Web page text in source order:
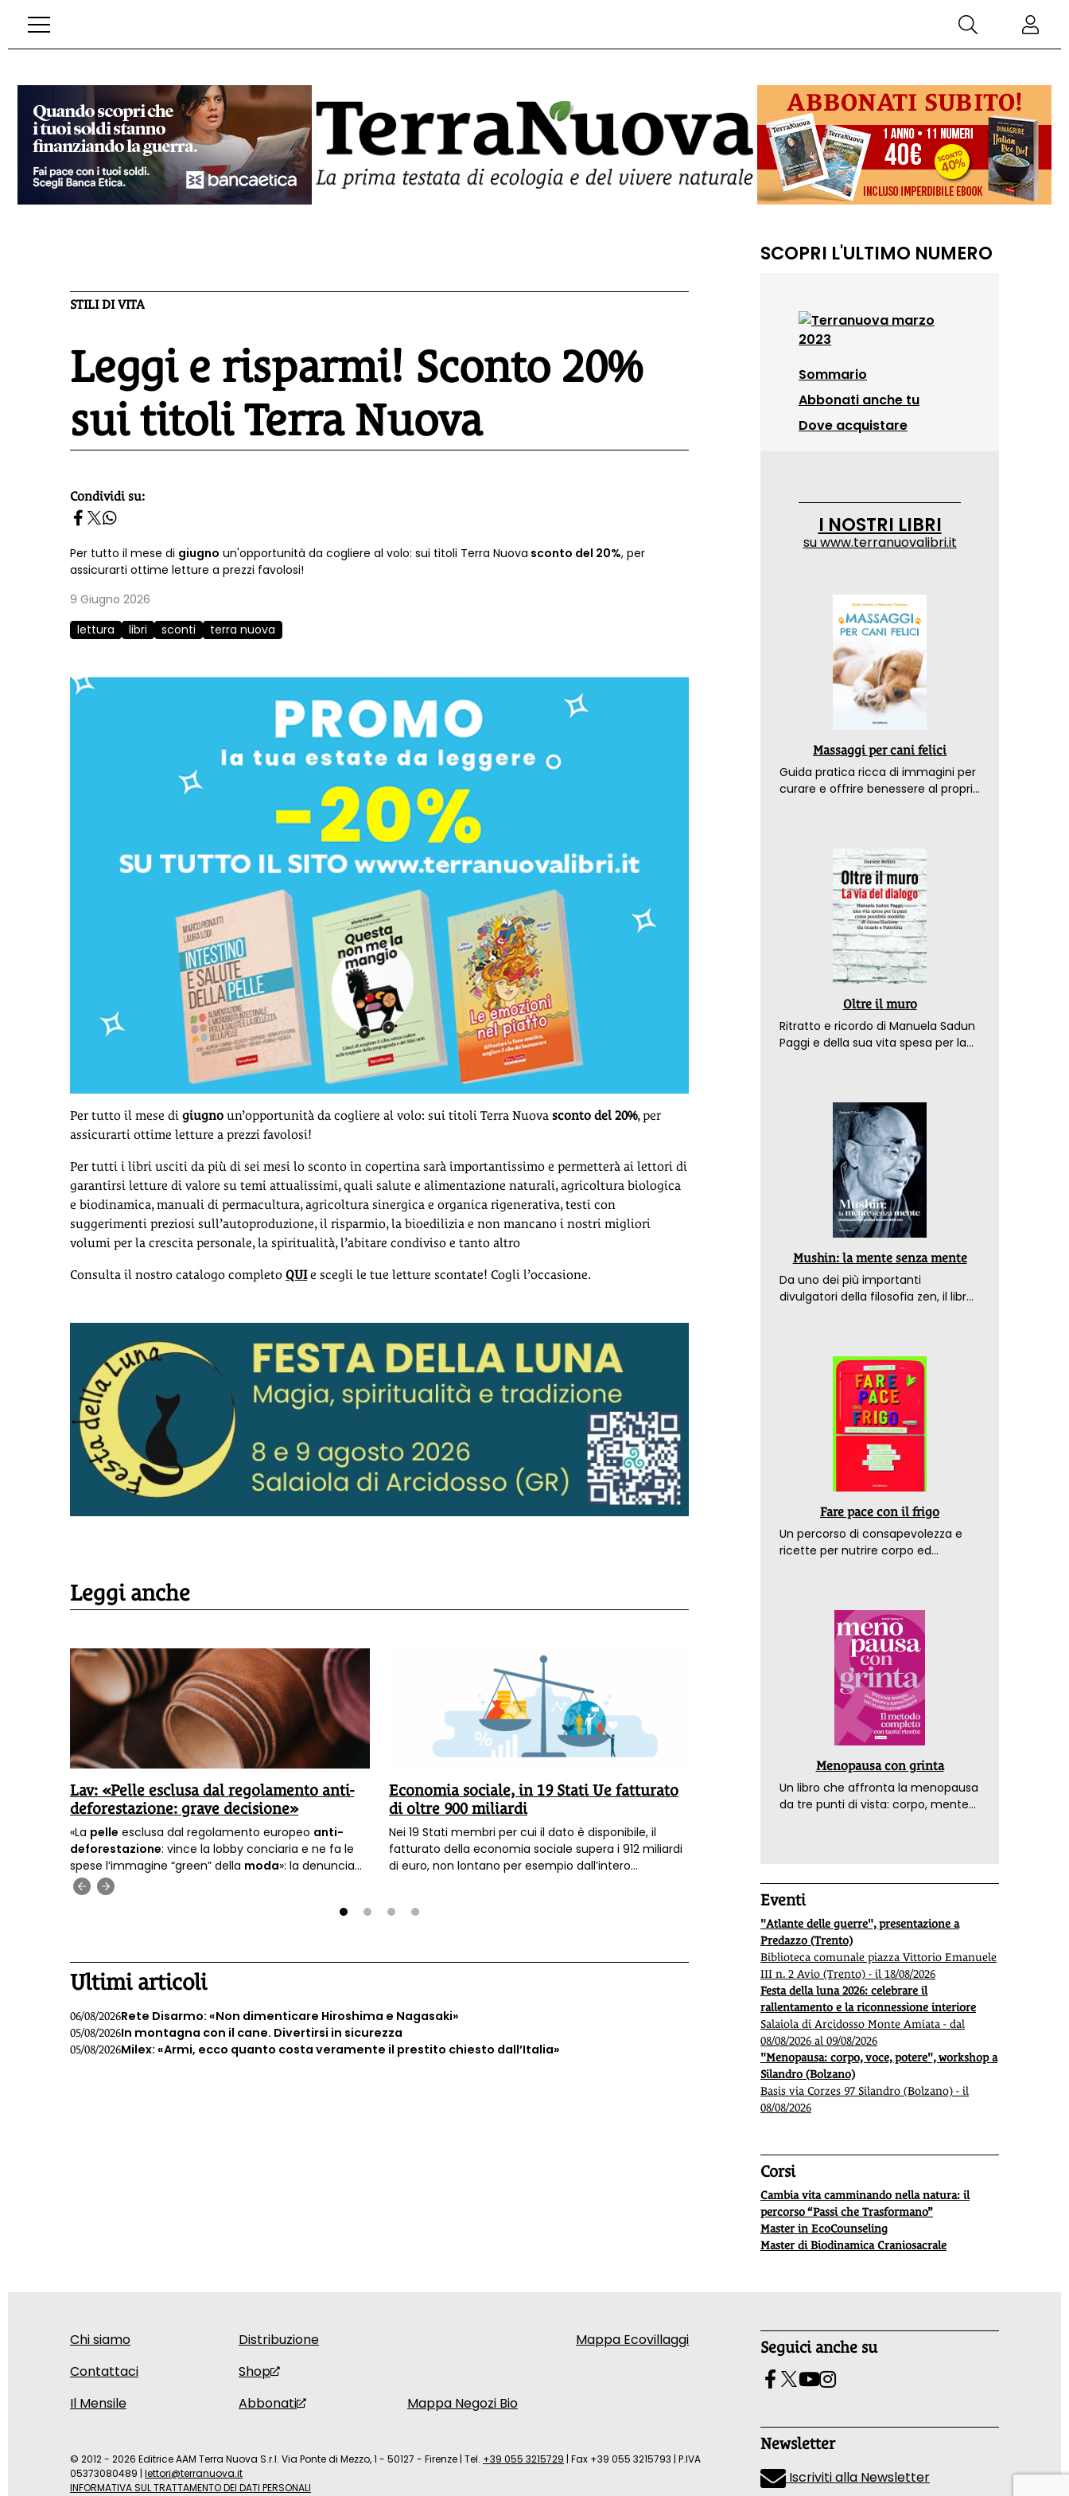
STILI DI VITA
Leggi e risparmi! Sconto 20%
sui titoli Terra Nuova
homepage h2
Condividi su:
Per tutto il mese di giugno un'opportunità da cogliere al volo: sui titoli Terra Nuova sconto del 20%, per
assicurarti ottime letture a prezzi favolosi!
9 Giugno 2026
lettura
libri sconti terra nuova
Per tutto il mese di giugno un’opportunità da cogliere al volo: sui titoli Terra Nuova sconto del 20%, per
assicurarti ottime letture a prezzi favolosi!
Per tutti i libri usciti da più di sei mesi lo sconto in copertina sarà importantissimo e permetterà ai lettori di
garantirsi letture di valore su temi attualissimi, quali salute e alimentazione naturali, agricoltura biologica
e biodinamica, manuali di permacultura, agricoltura sinergica e organica rigenerativa, testi con
suggerimenti preziosi sull’autoproduzione, il risparmio, la bioedilizia e non mancano i nostri migliori
volumi per la crescita personale, la spiritualità, l’abitare condiviso e tanto altro
Consulta il nostro catalogo completo QUIe scegli le tue letture scontate! Cogli l’occasione.
Leggi anche
Lav: «Pelle esclusa dal regolamento anti-
deforestazione: grave decisione»
«La pelle esclusa dal regolamento europeo anti-
deforestazione: vince la lobby conciaria e ne fa le
spese l’immagine “green” della moda»: la denuncia
della Lav.
Economia sociale, in 19 Stati Ue fatturato
di oltre 900 miliardi
Nei 19 Stati membri per cui il dato è disponibile, il
fatturato della economia sociale supera i 912 miliardi
di euro, non lontano per esempio dall’intero
vita in Italia e in Europa, dagli asili nido, all’assistenza
Ripensare la relazione con cavalli e asini:
rivedi il webinar
Ultimi articoli
06/08/2026Rete Disarmo: «Non dimenticare Hiroshima e Nagasaki»
05/08/2026In montagna con il cane. Divertirsi in sicurezza
05/08/2026Milex: «Armi, ecco quanto costa veramente il prestito chiesto dall’Italia»
SCOPRI L'ULTIMO NUMERO
Sommario
Abbonati anche tu
Dove acquistare
I NOSTRI LIBRI
suwww.terranuovalibri.it
Massaggi per cani felici
Guida pratica ricca di immagini per
curare e offrire benessere al proprio
Oltre il muro
Ritratto e ricordo di Manuela Sadun
Paggi e della sua vita spesa per la
Mushin: la mente senza mente
Da uno dei più importanti
divulgatori della filosofia zen, il libro
Fare pace con il frigo
Un percorso di consapevolezza e
ricette per nutrire corpo ed
Menopausa con grinta
Un libro che affronta la menopausa
da tre punti di vista: corpo, mente
Eventi
"Atlante delle guerre", presentazione a
Predazzo (Trento)
Biblioteca comunale piazza Vittorio Emanuele
III n. 2 Avio (Trento) - il 18/08/2026
Festa della luna 2026: celebrare il
rallentamento e la riconnessione interiore
Salaiola di Arcidosso Monte Amiata - dal
08/08/2026 al 09/08/2026
"Menopausa: corpo, voce, potere", workshop a
Silandro (Bolzano)
Basis via Corzes 97 Silandro (Bolzano) - il
08/08/2026
Corsi
Cambia vita camminando nella natura: il
percorso “Passi che Trasformano”
Master in EcoCounseling
Master di Biodinamica Craniosacrale
Chi siamo
Contattaci
Il Mensile
Distribuzione
Shop
Abbonati
Mappa Negozi Bio
Mappa Ecovillaggi Seguici anche su
Newsletter
Iscriviti alla Newsletter
© 2012 - 2026 Editrice AAM Terra Nuova S.r.l. Via Ponte di Mezzo, 1 - 50127 - Firenze | Tel. +39 055 3215729 | Fax +39 055 3215793 | P.IVA
05373080489 | lettori@terranuova.it
INFORMATIVA SUL TRATTAMENTO DEI DATI PERSONALI